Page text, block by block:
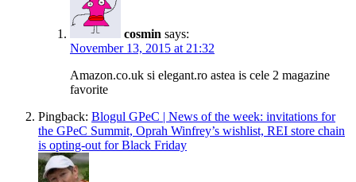
cosmin says:
November 13, 2015 at 21:32
Amazon.co.uk si elegant.ro astea is cele 2 magazine
favorite
Pingback: Blogul GPeC | News of the week: invitations for
the GPeC Summit, Oprah Winfrey’s wishlist, REI store chain
is opting-out for Black Friday